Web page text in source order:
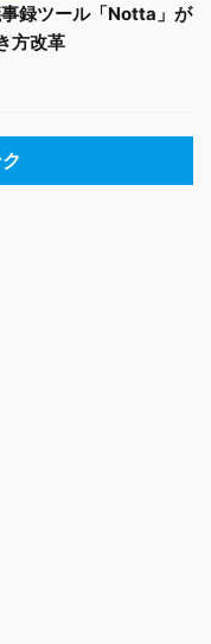
録ツール「Notta」が
方改革